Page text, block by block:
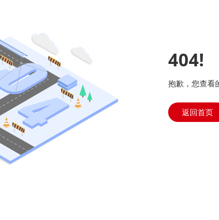
404!
抱歉，您查看
返回首页